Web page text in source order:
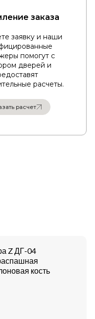
заказа
заявку и наши
помогут с
дверей и
расчеты.
расчет
расчет